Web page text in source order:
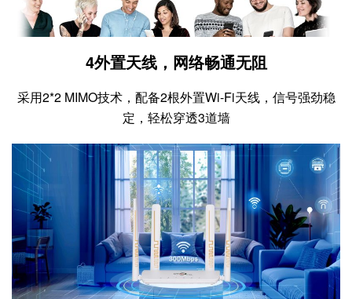
4外置天线，网络畅通无阻
采用2*2 MIMO技术，配备2根外置Wi-Fi天线，信号强劲稳
定，轻松穿透3道墙